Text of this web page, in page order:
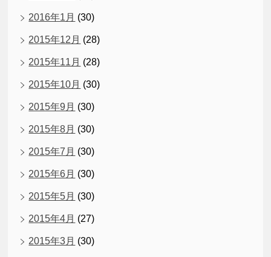
2016年1月 (30)
2015年12月 (28)
2015年11月 (28)
2015年10月 (30)
2015年9月 (30)
2015年8月 (30)
2015年7月 (30)
2015年6月 (30)
2015年5月 (30)
2015年4月 (27)
2015年3月 (30)